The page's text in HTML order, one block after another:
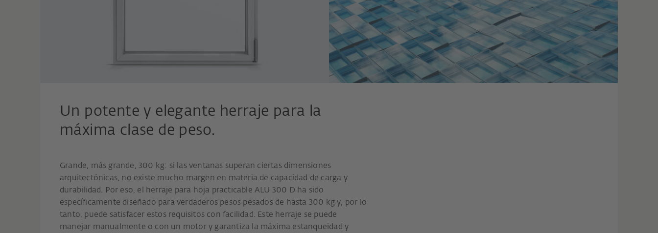
Un potente y elegante herraje para la
máxima clase de peso.
Grande, más grande, 300 kg: si las ventanas superan ciertas dimensiones
arquitectónicas, no existe mucho margen en materia de capacidad de carga y
durabilidad. Por eso, el herraje para hoja practicable ALU 300 D ha sido
específicamente diseñado para verdaderos pesos pesados de hasta 300 kg y, por lo
tanto, puede satisfacer estos requisitos con facilidad. Este herraje se puede
manejar manualmente o con un motor y garantiza la máxima estanqueidad y